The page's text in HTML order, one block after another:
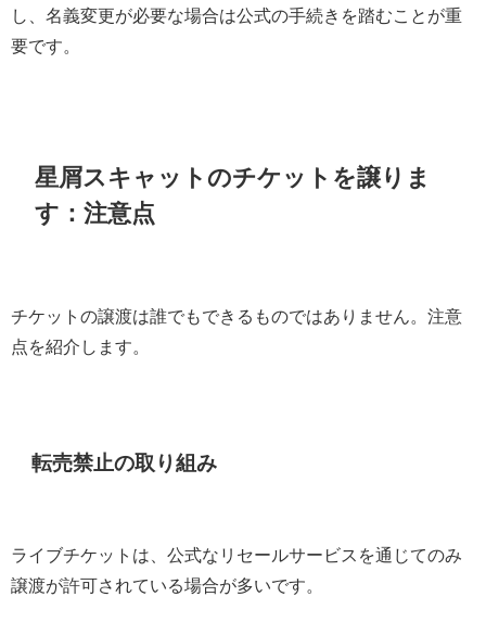
し、名義変更が必要な場合は公式の手続きを踏むことが重
要です。
星屑スキャットのチケットを譲りま
す：注意点
チケットの譲渡は誰でもできるものではありません。注意
点を紹介します。
転売禁止の取り組み
ライブチケットは、公式なリセールサービスを通じてのみ
譲渡が許可されている場合が多いです。